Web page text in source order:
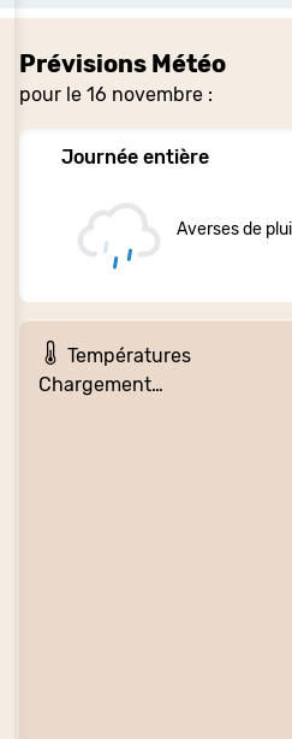
Prévisions Météo
pour le 16 novembre :
Journée entière
Averses de
Températures
Chargement…